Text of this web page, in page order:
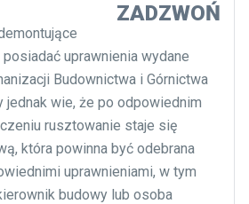
ZADZWOŃ
uprawnienia wydane
Budownictwa i Górnictwa
jednak wie, że po odpowiednim
rusztowanie staje się
która powinna być odebrana
uprawnieniami, w tym
budowy lub osoba